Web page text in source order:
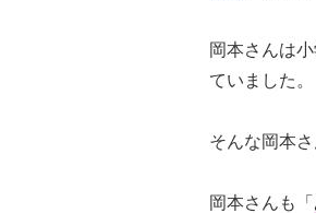
岡本さんは
ていました。
そんな岡本
岡本さんも「